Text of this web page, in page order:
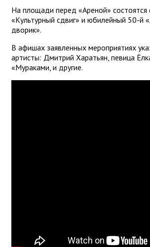
На площади перед «Ареной» состоятся
«Культурный сдвиг» и юбилейный 50-й
дворик».
В афишах заявленных мероприятиях
артисты: Дмитрий Харатьян, певица
«Мураками, и другие.